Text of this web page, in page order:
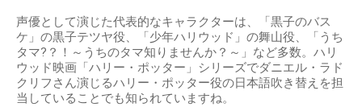
声優として演じた代表的なキャラクターは、「黒子のバス
ケ」の黒子テツヤ役、「少年ハリウッド」の舞山役、「うち
タマ?？！～うちのタマ知りませんか？～」など多数。ハリ
ウッド映画「ハリー・ポッター」シリーズでダニエル・ラド
クリフさん演じるハリー・ポッター役の日本語吹き替えを担
当していることでも知られていますね。